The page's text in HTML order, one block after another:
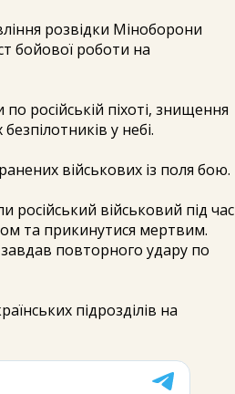
розвідки Міноборони
бойової роботи на
російській піхоті, знищення
у небі.
військових із поля бою.
військовий під час
та прикинутися мертвим.
повторного удару по
підрозділів на